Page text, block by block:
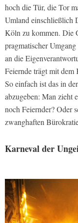
hoch die Tür, die Tor
Umland einschließlich
Köln zu kommen. Die
pragmatischer
an die
Feiernde trägt mit dem
So einfach ist das in
abzugeben: Man zieht
noch Feiernder? Oder
zwanghaften
Karneval der